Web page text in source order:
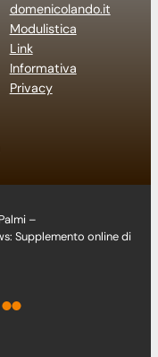
domenicolando.it
Modulistica
Link
Informativa
Privacy
–
Supplemento online di
Flickr